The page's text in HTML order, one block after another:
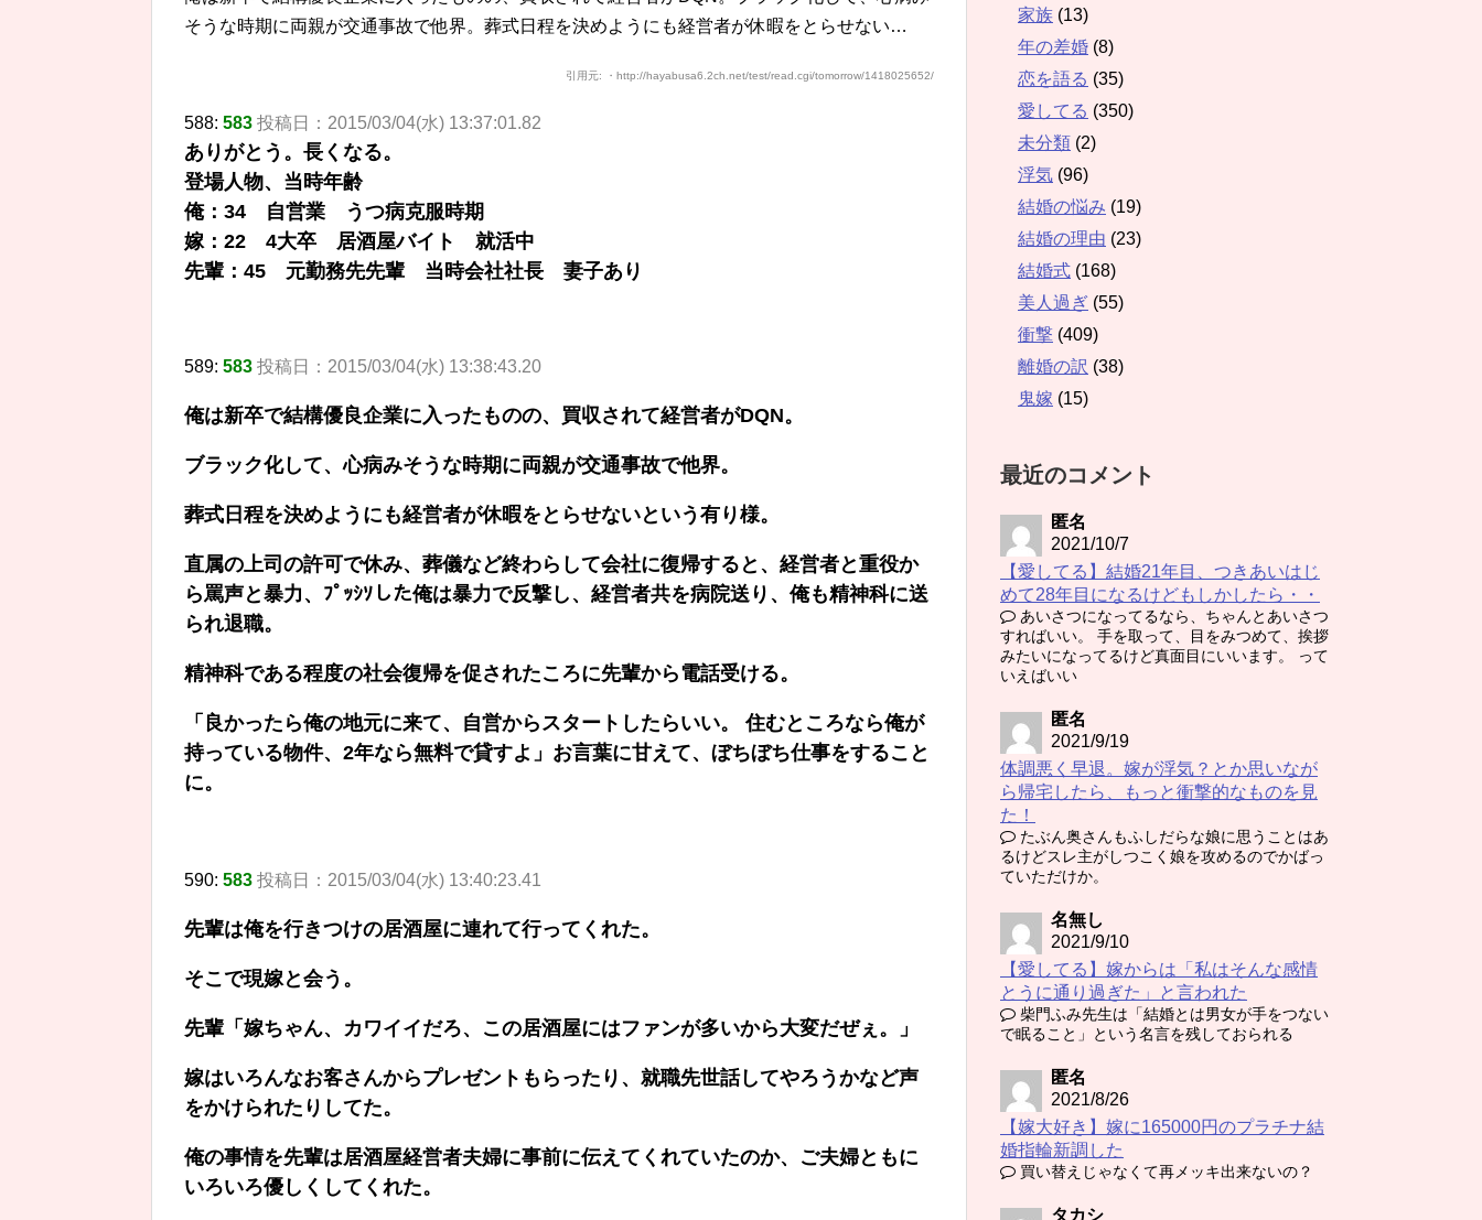
そうな時期に両親が交通事故で他界。葬式日程を決めようにも経営者が休暇をとらせない…
引用元: ・http://hayabusa6.2ch.net/test/read.cgi/tomorrow/1418025652/
588: 583 投稿日：2015/03/04(水) 13:37:01.82
ありがとう。長くなる。
登場人物、当時年齢
俺：34 自営業 うつ病克服時期
嫁：22 4大卒 居酒屋バイト 就活中
先輩：45 元勤務先先輩 当時会社社長 妻子あり
589: 583 投稿日：2015/03/04(水) 13:38:43.20
俺は新卒で結構優良企業に入ったものの、買収されて経営者がDQN。
ブラック化して、心病みそうな時期に両親が交通事故で他界。
葬式日程を決めようにも経営者が休暇をとらせないという有り様。
直属の上司の許可で休み、葬儀など終わらして会社に復帰すると、経営者と重役か
ら罵声と暴力、ﾌﾟｯｼｿした俺は暴力で反撃し、経営者共を病院送り、俺も精神科に送
られ退職。
精神科である程度の社会復帰を促されたころに先輩から電話受ける。
「良かったら俺の地元に来て、自営からスタートしたらいい。 住むところなら俺が
持っている物件、2年なら無料で貸すよ」お言葉に甘えて、ぼちぼち仕事をすること
に。
590: 583 投稿日：2015/03/04(水) 13:40:23.41
先輩は俺を行きつけの居酒屋に連れて行ってくれた。
そこで現嫁と会う。
先輩「嫁ちゃん、カワイイだろ、この居酒屋にはファンが多いから大変だぜぇ。」
嫁はいろんなお客さんからプレゼントもらったり、就職先世話してやろうかなど声
をかけられたりしてた。
俺の事情を先輩は居酒屋経営者夫婦に事前に伝えてくれていたのか、ご夫婦ともに
いろいろ優しくしてくれた。
家族 (13)
年の差婚 (8)
恋を語る (35)
愛してる (350)
未分類 (2)
浮気 (96)
結婚の悩み (19)
結婚の理由 (23)
結婚式 (168)
美人過ぎ (55)
衝撃 (409)
離婚の訳 (38)
鬼嫁 (15)
最近のコメント
匿名
2021/10/7
【愛してる】結婚21年目、つきあいはじ
めて28年目になるけどもしかしたら・・
あいさつになってるなら、ちゃんとあいさつ
すればいい。 手を取って、目をみつめて、挨拶
みたいになってるけど真面目にいいます。 って
いえばいい
匿名
2021/9/19
体調悪く早退。嫁が浮気？とか思いなが
ら帰宅したら、もっと衝撃的なものを見
た！
たぶん奥さんもふしだらな娘に思うことはあ
るけどスレ主がしつこく娘を攻めるのでかばっ
ていただけか。
名無し
2021/9/10
【愛してる】嫁からは「私はそんな感情
とうに通り過ぎた」と言われた
柴門ふみ先生は「結婚とは男女が手をつない
で眠ること」という名言を残しておられる
匿名
2021/8/26
【嫁大好き】嫁に165000円のプラチナ結
婚指輪新調した
買い替えじゃなくて再メッキ出来ないの？
タカシ